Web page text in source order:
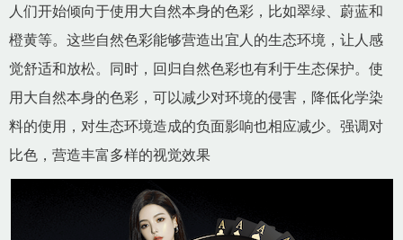
人们开始倾向于使用大自然本身的色彩，比如翠绿、蔚蓝和
橙黄等。这些自然色彩能够营造出宜人的生态环境，让人感
觉舒适和放松。同时，回归自然色彩也有利于生态保护。使
用大自然本身的色彩，可以减少对环境的侵害，降低化学染
料的使用，对生态环境造成的负面影响也相应减少。强调对
比色，营造丰富多样的视觉效果